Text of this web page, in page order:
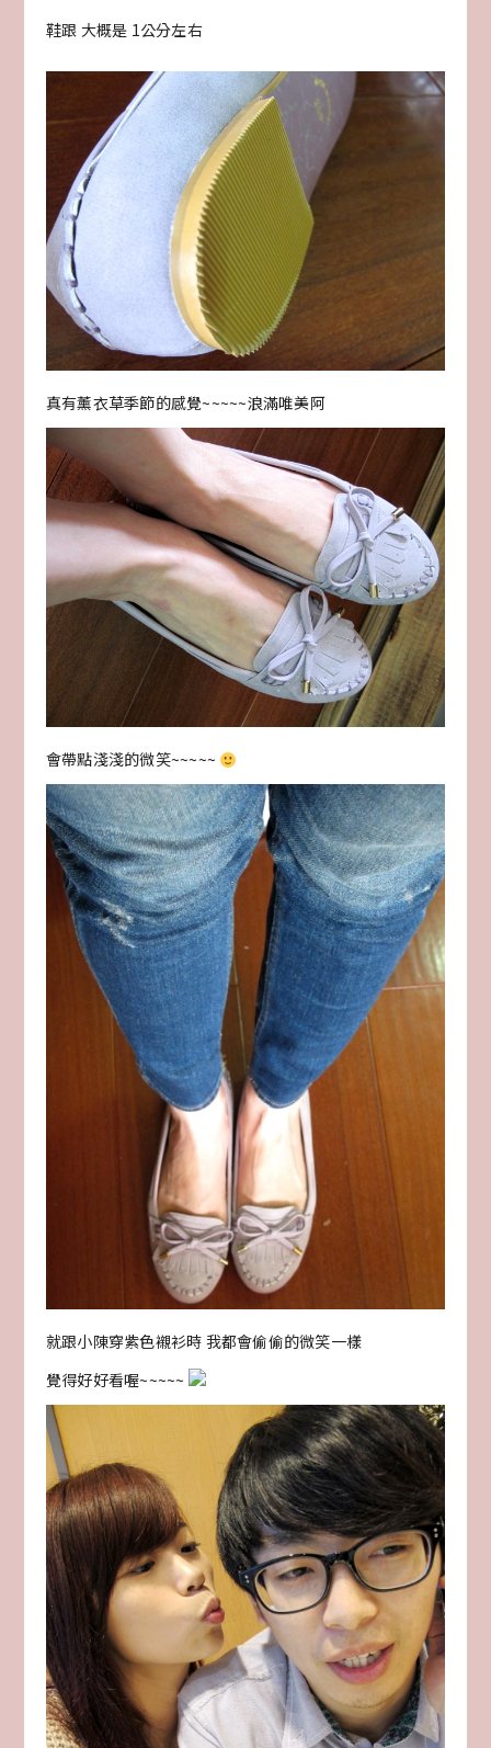
鞋跟 大概是 1公分左右
真有薰衣草季節的感覺~~~~~浪滿唯美阿
會帶點淺淺的微笑~~~~~
就跟小陳穿紫色襯衫時 我都會偷偷的微笑一樣
覺得好好看喔~~~~~